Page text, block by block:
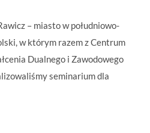
– miasto w południowo-
w którym razem z Centrum
Dualnego i Zawodowego
seminarium dla